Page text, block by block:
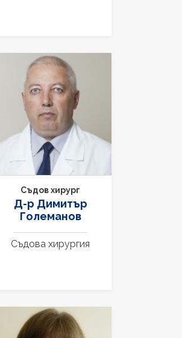
Съдов хирург
Д-р Димитър
Големанов
Съдова хирургия